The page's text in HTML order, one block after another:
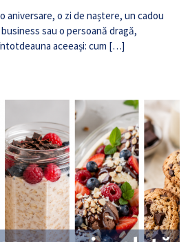
aniversare, o zi de naștere, un cadou
sau o persoană dragă,
aceeași: cum […]